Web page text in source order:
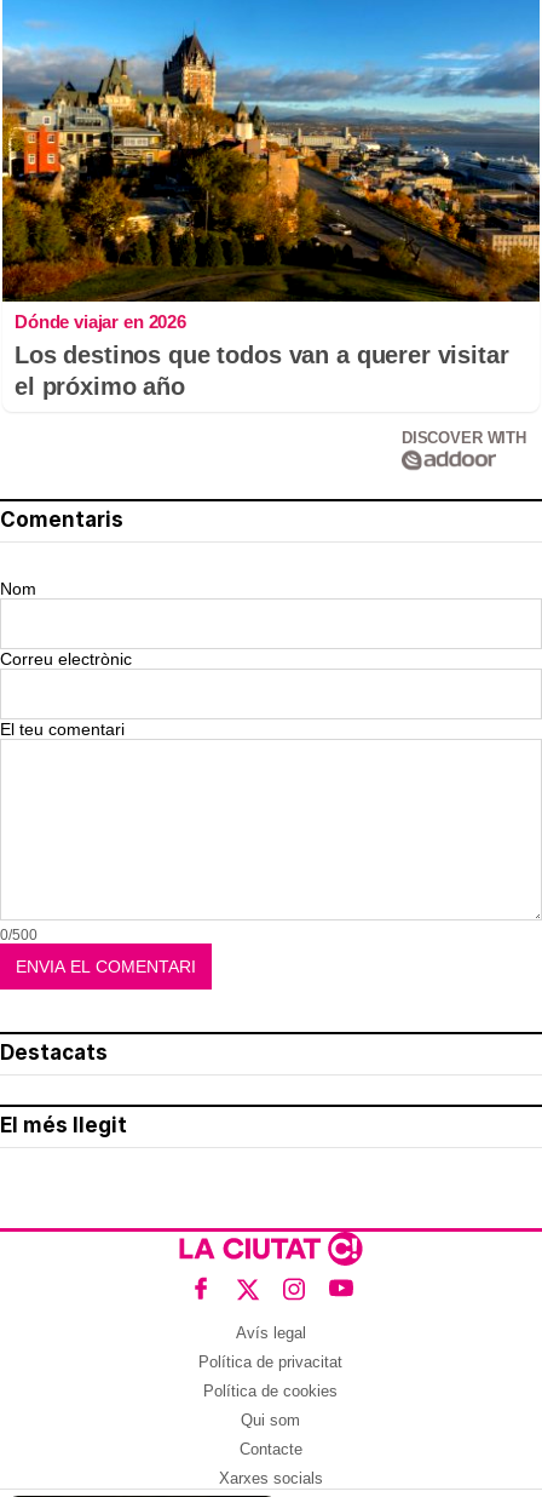
Dónde viajar en 2026
Los destinos que todos van a querer visitar
el próximo año
DISCOVER WITH
Comentaris
Nom
Correu electrònic
El teu comentari
0/500
Destacats
El més llegit
Avís legal
Política de privacitat
Política de cookies
Qui som
Contacte
Xarxes socials